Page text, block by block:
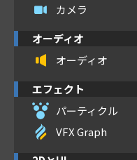
カメラ
オーディオ
オーディオ
エフェクト
パーティクル
VFX Graph